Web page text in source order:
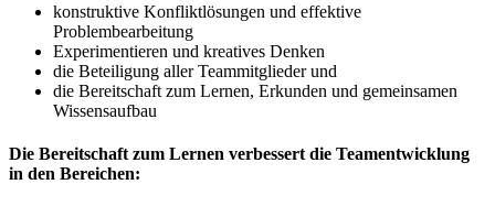
konstruktive Konfliktlösungen und effektive
Problembearbeitung
Experimentieren und kreatives Denken
die Beteiligung aller Teammitglieder und
die Bereitschaft zum Lernen, Erkunden und gemeinsamen
Wissensaufbau
Die Bereitschaft zum Lernen verbessert die Teamentwicklung
in den Bereichen: